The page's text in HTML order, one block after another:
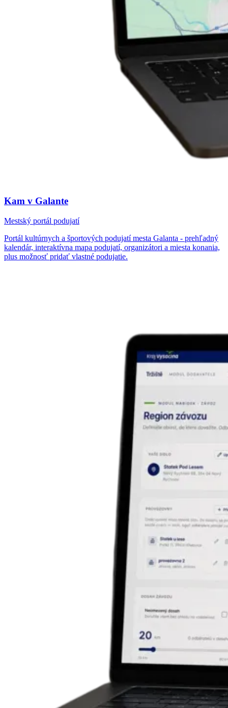
Kam v Galante
Mestský portál podujatí
Portál kultúrnych a športových podujatí mesta Galanta - prehľadný
kalendár, interaktívna mapa podujatí, organizátori a miesta konania,
plus možnosť pridať vlastné podujatie.